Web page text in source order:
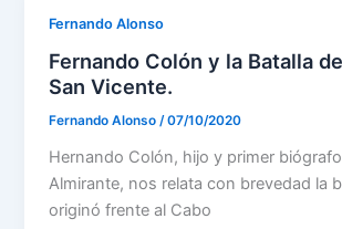
Fernando Alonso
Fernando Colón y la Batalla
San Vicente.
Fernando Alonso/07/10/2020
Hernando Colón, hijo y primer
Almirante, nos relata con brevedad la
originó frente al Cabo